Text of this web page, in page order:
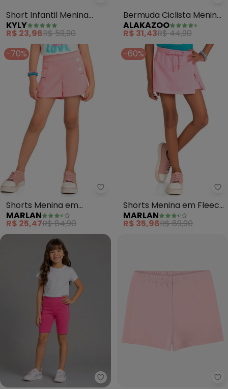
Short Infantil Menina
(Rosa)
KYLY
R$ 23,96R$ 59,90
Bermuda Ciclista Menina
em Malha Cotton (Rosa)
ALAKAZOO
R$ 31,43R$ 44,90
-70%
Marlan - Shorts Menina em
Shorts Menina em
Newtech (Rosa)
MARLAN
R$ 25,47R$ 84,90
-60%
Shorts Menina em Fleece
Jeans (Rosa)
MARLAN
R$ 35,96R$ 89,90
Rovi Kids - Bermuda Ciclista